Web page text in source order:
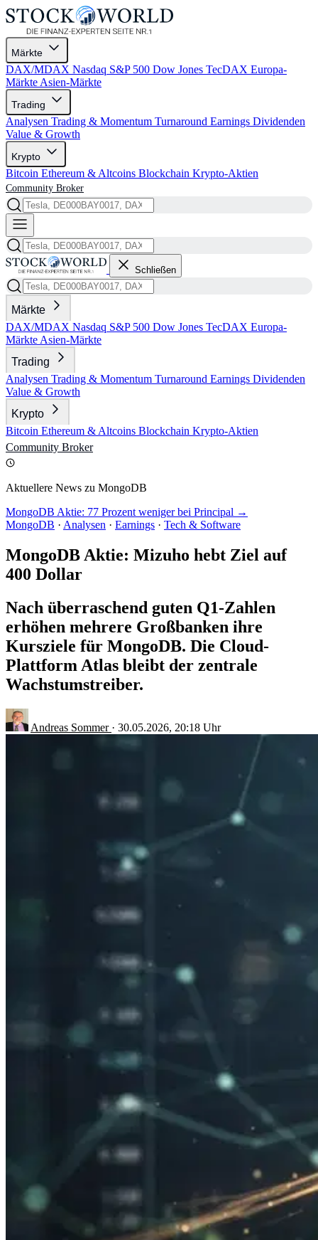
Märkte
DAX/MDAX Nasdaq S&P 500 Dow Jones TecDAX Europa-
Märkte Asien-Märkte
Trading
Analysen Trading & Momentum Turnaround Earnings Dividenden
Value & Growth
Krypto
Bitcoin Ethereum & Altcoins Blockchain Krypto-Aktien
Community Broker
Schließen
Märkte
DAX/MDAX Nasdaq S&P 500 Dow Jones TecDAX Europa-
Märkte Asien-Märkte
Trading
Analysen Trading & Momentum Turnaround Earnings Dividenden
Value & Growth
Krypto
Bitcoin Ethereum & Altcoins Blockchain Krypto-Aktien
Community Broker
Aktuellere News zu MongoDB
MongoDB Aktie: 77 Prozent weniger bei Principal →
MongoDB · Analysen · Earnings · Tech & Software
MongoDB Aktie: Mizuho hebt Ziel auf
400 Dollar
Nach überraschend guten Q1-Zahlen
erhöhen mehrere Großbanken ihre
Kursziele für MongoDB. Die Cloud-
Plattform Atlas bleibt der zentrale
Wachstumstreiber.
Andreas Sommer · 30.05.2026, 20:18 Uhr